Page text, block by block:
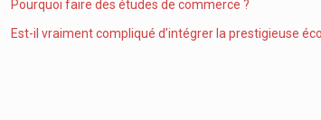
Pourquoi faire des études de commerce ?
Est-il vraiment compliqué d’intégrer la prestigieuse